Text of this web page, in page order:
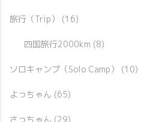
旅行（Trip） (16)
四国旅行2000km (8)
ソロキャンプ（Solo Camp） (10)
よっちゃん (65)
さっちゃん (29)